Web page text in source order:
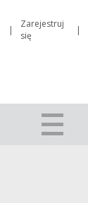
|
Zarejestruj
się
|